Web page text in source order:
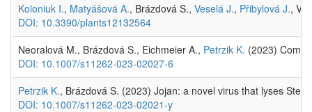
Koloniuk I., Matyášová A., Brázdová S., Veselá J., Přibylová J.,
DOI: 10.3390/plants12132564
Neoralová M., Brázdová S., Eichmeier A., Petrzik K. (2023)
DOI: 10.1007/s11262-023-02027-6
Petrzik K., Brázdová S. (2023) Jojan: a novel virus that lyses
DOI: 10.1007/s11262-023-02021-y